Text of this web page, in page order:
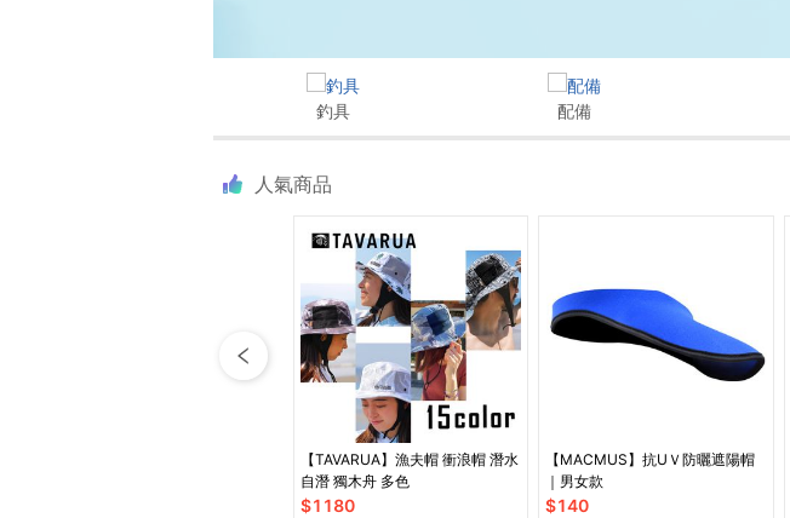
釣具 配備
人氣商品
【TAVARUA】漁夫帽 衝浪帽 潛水
自潛 獨木舟 多色
$1180
【MACMUS】抗UＶ防曬遮陽帽
｜男女款
$140